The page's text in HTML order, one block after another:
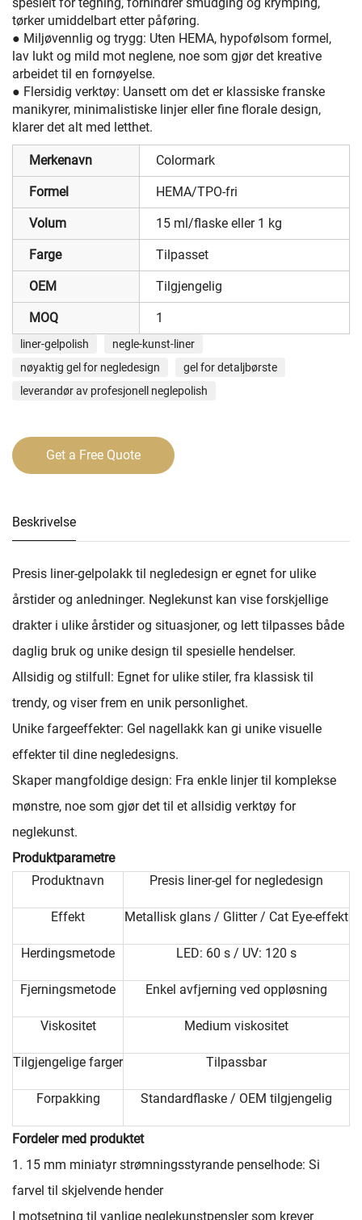
tørker umiddelbart etter påføring.
● Miljøvennlig og trygg: Uten HEMA, hypofølsom formel,
lav lukt og mild mot neglene, noe som gjør det kreative
arbeidet til en fornøyelse.
● Flersidig verktøy: Uansett om det er klassiske franske
manikyrer, minimalistiske linjer eller fine florale design,
klarer det alt med letthet.
Merkenavn Colormark
Formel HEMA/TPO-fri
Volum 15 ml/flaske eller 1 kg
Farge Tilpasset
OEM Tilgjengelig
MOQ 1
liner-gelpolish
negle-kunst-liner
nøyaktig gel for negledesign
gel for detaljbørste
leverandør av profesjonell neglepolish
Get a Free Quote
Beskrivelse
Presis liner-gelpolakk til negledesign er egnet for ulike
årstider og anledninger. Neglekunst kan vise forskjellige
drakter i ulike årstider og situasjoner, og lett tilpasses både
daglig bruk og unike design til spesielle hendelser.
Allsidig og stilfull: Egnet for ulike stiler, fra klassisk til
trendy, og viser frem en unik personlighet.
Unike fargeeffekter: Gel nagellakk kan gi unike visuelle
effekter til dine negledesigns.
Skaper mangfoldige design: Fra enkle linjer til komplekse
mønstre, noe som gjør det til et allsidig verktøy for
neglekunst.
Produktparametre
Produktnavn
Presis liner-gel for negledesign
Effekt Metallisk glans / Glitter / Cat Eye-effekt
Herdingsmetode LED: 60 s / UV: 120 s
Fjerningsmetode Enkel avfjerning ved oppløsning
Viskositet Medium viskositet
Tilgjengelige farger Tilpassbar
Forpakking Standardflaske / OEM tilgjengelig
Fordeler med produktet
1. 15 mm miniatyr strømningsstyrande penselhode: Si
farvel til skjelvende hender
I motsetning til vanlige neglekunstpensler som krever